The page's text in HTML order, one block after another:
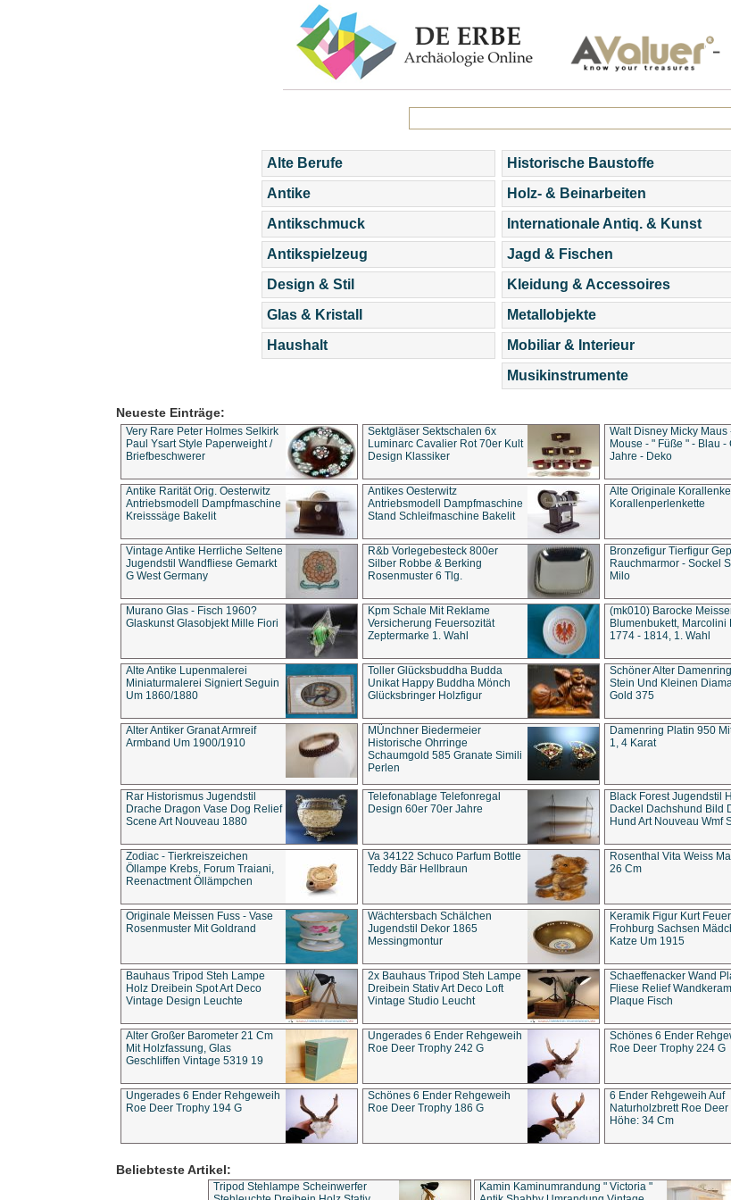
Alte Berufe
Antike
Antikschmuck
Antikspielzeug
Design & Stil
Glas & Kristall
Haushalt
Historische Baustoffe
Holz- & Beinarbeiten
Internationale Antiq. & Kunst
Jagd & Fischen
Kleidung & Accessoires
Metallobjekte
Mobiliar & Interieur
Musikinstrumente
Neueste Einträge:
Very Rare Peter Holmes Selkirk
Paul Ysart Style Paperweight /
Briefbeschwerer
Sektgläser Sektschalen 6x
Luminarc Cavalier Rot 70er Kult
Design Klassiker
Walt Disney Micky Maus
Mouse - " Füße " - Blau -
Jahre - Deko
Antike Rarität Orig. Oesterwitz
Antriebsmodell Dampfmaschine
Kreisssäge Bakelit
Antikes Oesterwitz
Antriebsmodell Dampfmaschine
Stand Schleifmaschine Bakelit
Alte Originale
Korallenperlenkette
Vintage Antike Herrliche Seltene
Jugendstil Wandfliese Gemarkt
G West Germany
R&b Vorlegebesteck 800er
Silber Robbe & Berking
Rosenmuster 6 Tlg.
Bronzefigur Tierfigur
Rauchmarmor - Sockel
Milo
Murano Glas - Fisch 1960?
Glaskunst Glasobjekt Mille Fiori
Kpm Schale Mit Reklame
Versicherung Feuersozität
Zeptermarke 1. Wahl
(mk010) Barocke
Blumenbukett, Marcolini
1774 - 1814, 1. Wahl
Alte Antike Lupenmalerei
Miniaturmalerei Signiert Seguin
Um 1860/1880
Toller Glücksbuddha Budda
Unikat Happy Buddha Mönch
Glücksbringer Holzfigur
Schöner Alter
Stein Und Kleinen
Gold 375
Alter Antiker Granat Armreif
Armband Um 1900/1910
MÜnchner Biedermeier
Historische Ohrringe
Schaumgold 585 Granate Simili
Perlen
Damenring Platin 950
1, 4 Karat
Rar Historismus Jugendstil
Drache Dragon Vase Dog Relief
Scene Art Nouveau 1880
Telefonablage Telefonregal
Design 60er 70er Jahre
Black Forest Jugendstil
Dackel Dachshund Bild
Hund Art Nouveau Wmf
Zodiac - Tierkreiszeichen
Öllampe Krebs, Forum Traiani,
Reenactment Öllämpchen
Va 34122 Schuco Parfum Bottle
Teddy Bär Hellbraun
Rosenthal Vita Weiss
26 Cm
Originale Meissen Fuss - Vase
Rosenmuster Mit Goldrand
Wächtersbach Schälchen
Jugendstil Dekor 1865
Messingmontur
Keramik Figur Kurt
Frohburg Sachsen
Katze Um 1915
Bauhaus Tripod Steh Lampe
Holz Dreibein Spot Art Deco
Vintage Design Leuchte
2x Bauhaus Tripod Steh Lampe
Dreibein Stativ Art Deco Loft
Vintage Studio Leucht
Schaeffenacker Wand
Fliese Relief
Plaque Fisch
Alter Großer Barometer 21 Cm
Mit Holzfassung, Glas
Geschliffen Vintage 5319 19
Ungerades 6 Ender Rehgeweih
Roe Deer Trophy 242 G
Schönes 6 Ender
Roe Deer Trophy 224 G
Ungerades 6 Ender Rehgeweih
Roe Deer Trophy 194 G
Schönes 6 Ender Rehgeweih
Roe Deer Trophy 186 G
6 Ender Rehgeweih Auf
Naturholzbrett Roe Deer
Höhe: 34 Cm
Beliebteste Artikel:
Tripod Stehlampe Scheinwerfer
Kamin Kaminumrandung " Victoria "